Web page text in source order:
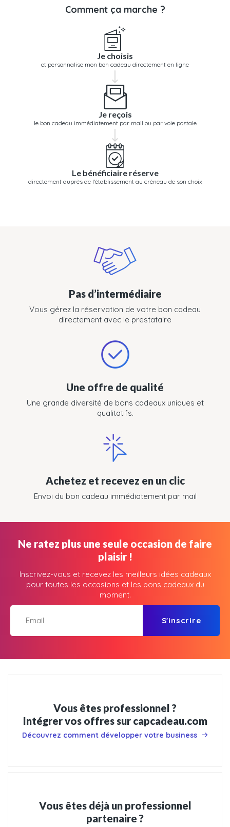
Comment ça marche ?
Je choisis
et personnalise mon bon cadeau directement en ligne
Je reçois
le bon cadeau immédiatement par mail ou par voie postale
Le bénéficiaire réserve
directement auprès de l'établissement au créneau de son choix
Pas d’intermédiaire
Vous gérez la réservation de votre bon cadeau
directement avec le prestataire
Une offre de qualité
Une grande diversité de bons cadeaux uniques et
qualitatifs.
Achetez et recevez en un clic
Envoi du bon cadeau immédiatement par mail
Ne ratez plus une seule occasion de faire
plaisir !
Inscrivez-vous et recevez les meilleurs idées cadeaux
pour toutes les occasions et les bons cadeaux du
moment.
S'inscrire
Vous êtes professionnel ?
Intégrer vos offres sur capcadeau.com
Découvrez comment développer votre business
Vous êtes déjà un professionnel
partenaire ?